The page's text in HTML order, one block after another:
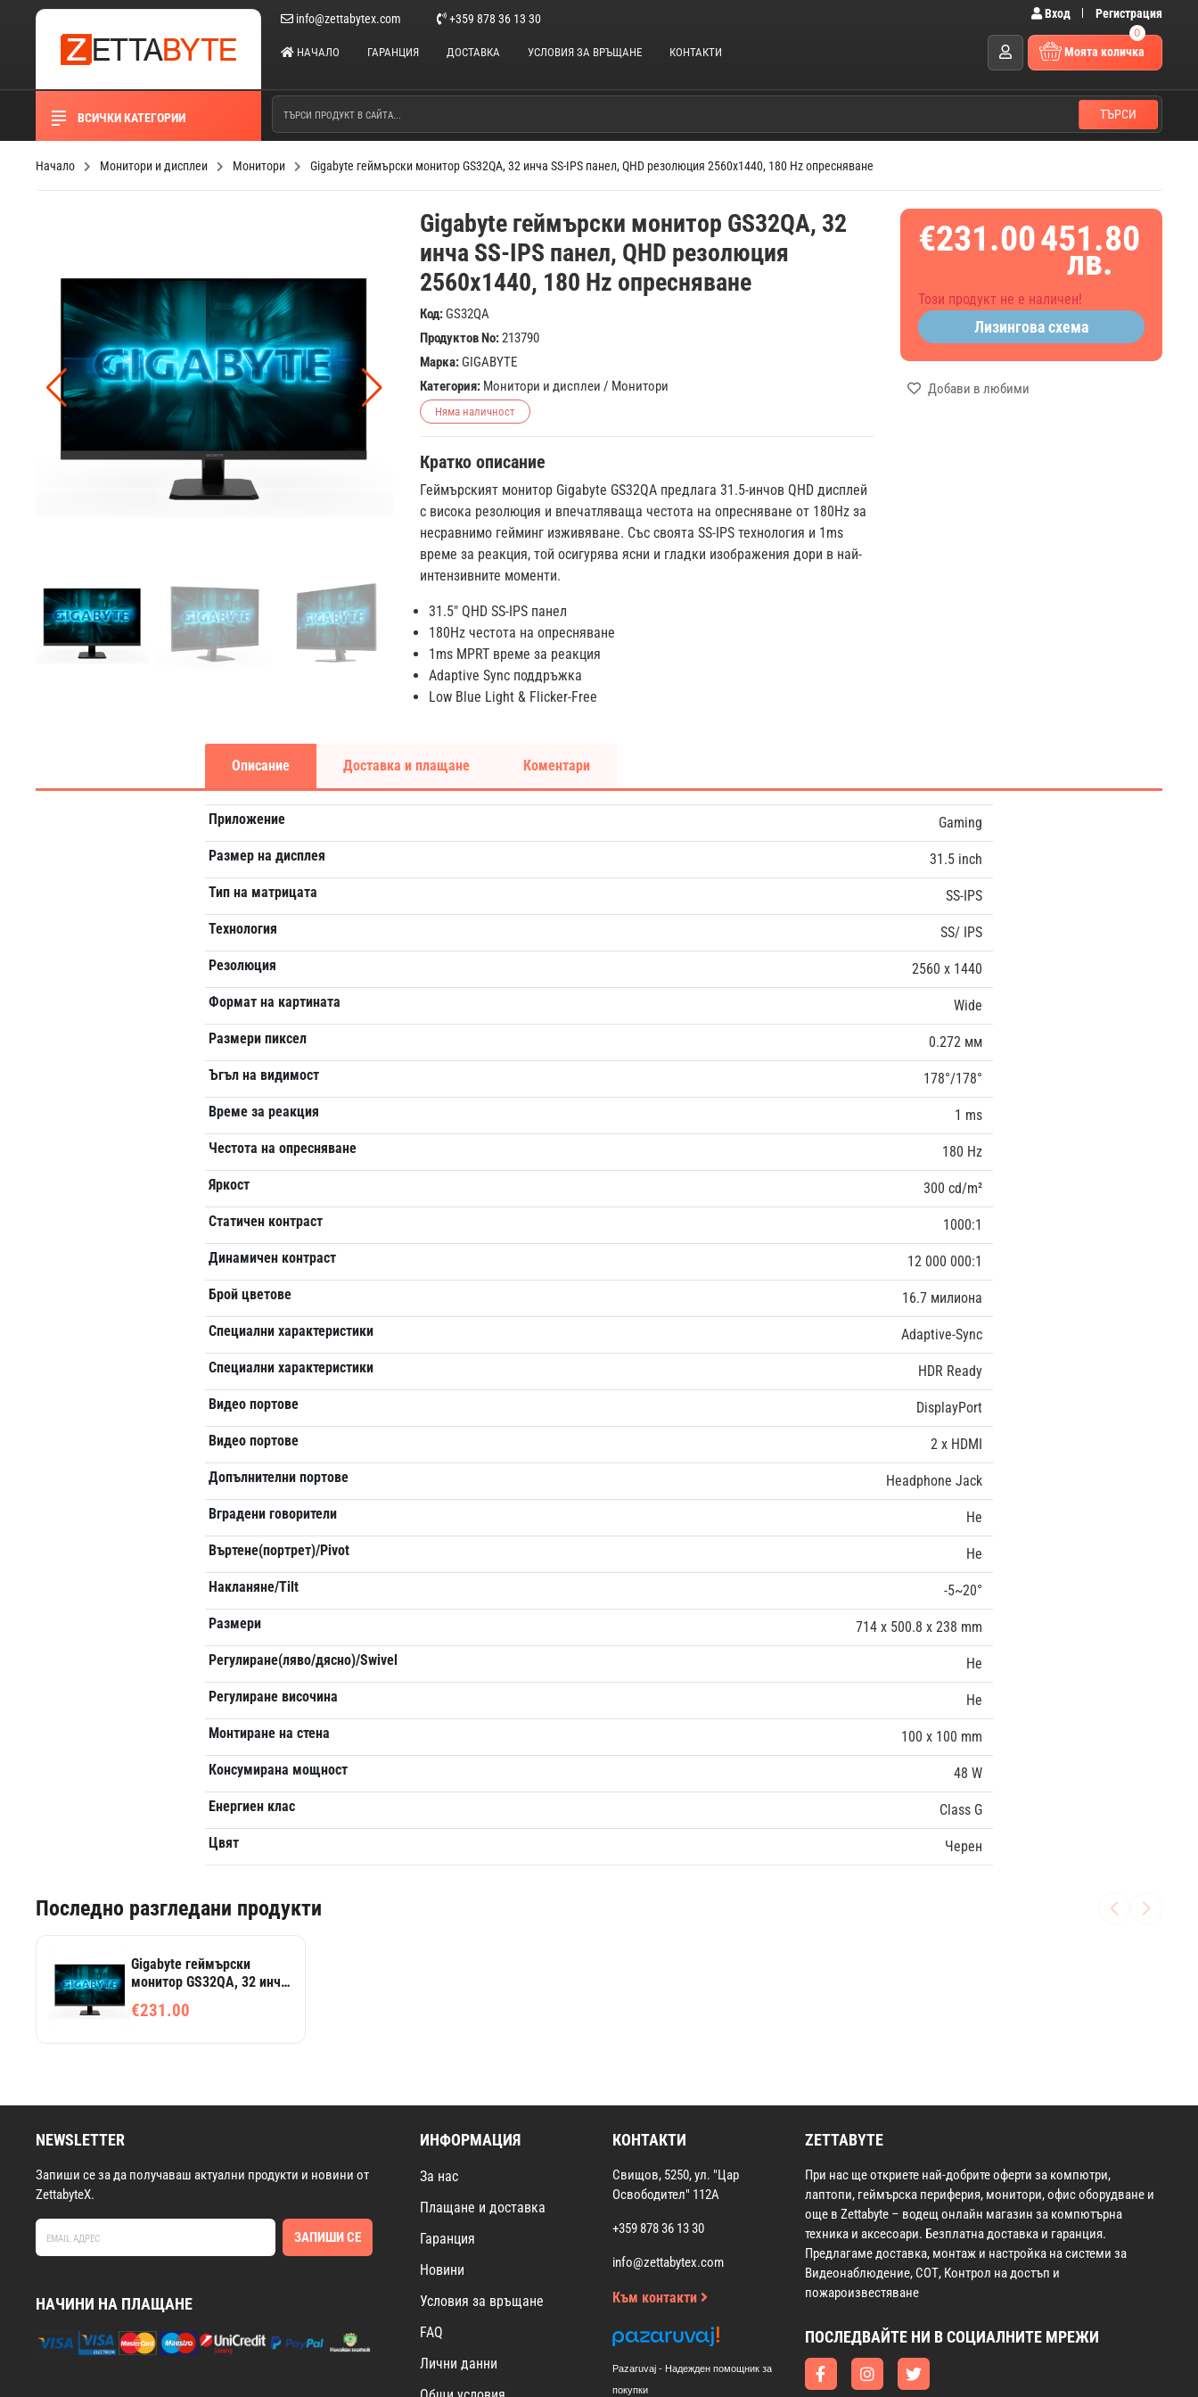
info@zettabytex.com +359 878 36 13 30 Вход Регистрация
НАЧАЛО ГАРАНЦИЯ ДОСТАВКА УСЛОВИЯ ЗА ВРЪЩАНЕ КОНТАКТИ
0
Моята количка
ВСИЧКИ КАТЕГОРИИ ТЪРСИ
Начало Монитори и дисплеи Монитори Gigabyte геймърски монитор GS32QA, 32 инча SS-IPS панел, QHD резолюция 2560x1440, 180 Hz опресняване
Gigabyte геймърски монитор GS32QA, 32
инча SS-IPS панел, QHD резолюция
2560x1440, 180 Hz опресняване
Код: GS32QA
Продуктов No:213790
Марка: GIGABYTE
Категория: Монитори и дисплеи / Монитори
Няма наличност
Кратко описание
Геймърският монитор Gigabyte GS32QA предлага 31.5-инчов QHD дисплей
с висока резолюция и впечатляваща честота на опресняване от 180Hz за
несравнимо гейминг изживяване. Със своята SS-IPS технология и 1ms
време за реакция, той осигурява ясни и гладки изображения дори в най-
интензивните моменти.
31.5" QHD SS-IPS панел
180Hz честота на опресняване
1ms MPRT време за реакция
Adaptive Sync поддръжка
Low Blue Light & Flicker-Free
€231.00451.80
лв.
Този продукт не е наличен!
Лизингова схема
Добави в любими
Описание Доставка и плащане Коментари
Приложение
Gaming
Размер на дисплея
31.5 inch
Тип на матрицата
SS-IPS
Технология
SS/ IPS
Резолюция
2560 x 1440
Формат на картината
Wide
Размери пиксел
0.272 мм
Ъгъл на видимост
178°/178°
Време за реакция
1 ms
Честота на опресняване
180 Hz
Яркост
300 cd/m²
Статичен контраст
1000:1
Динамичен контраст
12 000 000:1
Брой цветове
16.7 милиона
Специални характеристики
Adaptive-Sync
Специални характеристики
HDR Ready
Видео портове
DisplayPort
Видео портове
2 x HDMI
Допълнителни портове
Headphone Jack
Вградени говорители
Не
Въртене(портрет)/Pivot
Не
Накланяне/Tilt
-5~20‎°‎
Размери
714 x 500.8 x 238 mm
Регулиране(ляво/дясно)/Swivel
Не
Регулиране височина
Не
Монтиране на стена
100 x 100 mm
Консумирана мощност
48 W
Енергиен клас
Class G
Цвят
Черен
Последно разгледани продукти
Gigabyte геймърски
монитор GS32QA, 32 инча
SS-IPS панел, QHD
резолюция 2560x1440,
€231.00
NEWSLETTER
Запиши се за да получаваш актуални продукти и новини от
ZettabyteX.
ЗАПИШИ СЕ
НАЧИНИ НА ПЛАЩАНЕ
ИНФОРМАЦИЯ
За нас
Плащане и доставка
Гаранция
Новини
Условия за връщане
FAQ
Лични данни
КОНТАКТИ
Свищов, 5250, ул. "Цар
Освободител" 112А
+359 878 36 13 30
info@zettabytex.com
Към контакти
Pazaruvaj - Надежден помощник за
покупки
ZETTABYTE
При нас ще откриете най-добрите оферти за компютри,
лаптопи, геймърска периферия, монитори, офис оборудване и
още в Zettabyte – водещ онлайн магазин за компютърна
техника и аксесоари. Безплатна доставка и гаранция.
Предлагаме доставка, монтаж и настройка на системи за
Видеонаблюдение, СОТ, Контрол на достъп и
пожароизвестяване
ПОСЛЕДВАЙТЕ НИ В СОЦИАЛНИТЕ МРЕЖИ